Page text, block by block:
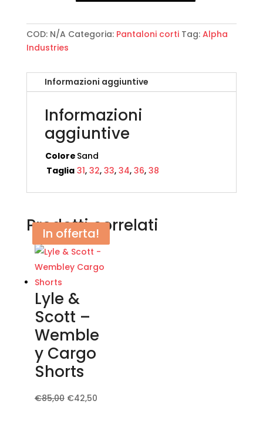
Short
quantità
COD: N/A Categoria: Pantaloni corti Tag: Alpha
Industries
Informazioni aggiuntive
Informazioni
aggiuntive
Colore Sand
Taglia 31, 32, 33, 34, 36, 38
Prodotti correlati
In offerta!
Lyle &
Scott –
Wemble
y Cargo
Shorts
€85,00 Il
€42,50Il
In offerta!